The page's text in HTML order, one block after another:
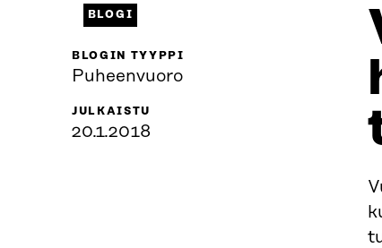
BLOGI
BLOGIN TYYPPI
Puheenvuoro
JULKAISTU
20.1.2018